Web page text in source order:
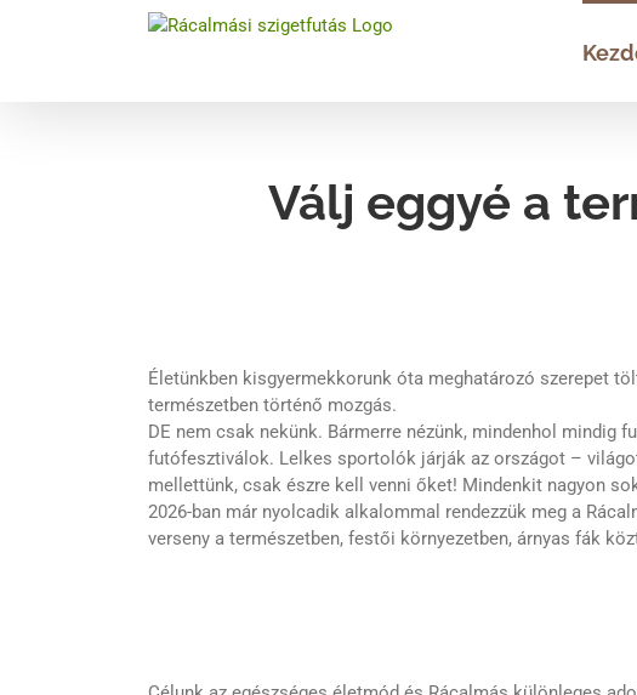
Válj eggyé a
Életünkben kisgyermekkorunk óta meghatározó szerepet
természetben történő mozgás.
DE nem csak nekünk. Bármerre nézünk, mindenhol mindig
futófesztiválok. Lelkes sportolók járják az országot –
mellettünk, csak észre kell venni őket! Mindenkit nagyon
2026-ban már nyolcadik alkalommal rendezzük meg a
verseny a természetben, festői környezetben, árnyas fák